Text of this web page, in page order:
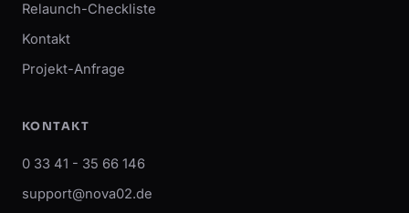
Relaunch-Checkliste
Kontakt
Projekt-Anfrage
KONTAKT
0 33 41 - 35 66 146
support@nova02.de